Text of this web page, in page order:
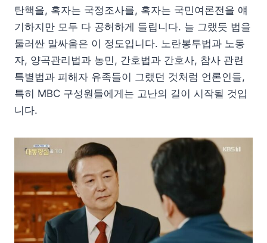
탄핵을, 혹자는 국정조사를, 혹자는 국민여론전을 얘
기하지만 모두 다 공허하게 들립니다. 늘 그랬듯 법을
둘러싼 말싸움은 이 정도입니다. 노란봉투법과 노동
자, 양곡관리법과 농민, 간호법과 간호사, 참사 관련
특별법과 피해자 유족들이 그랬던 것처럼 언론인들,
특히 MBC 구성원들에게는 고난의 길이 시작될 것입
니다.